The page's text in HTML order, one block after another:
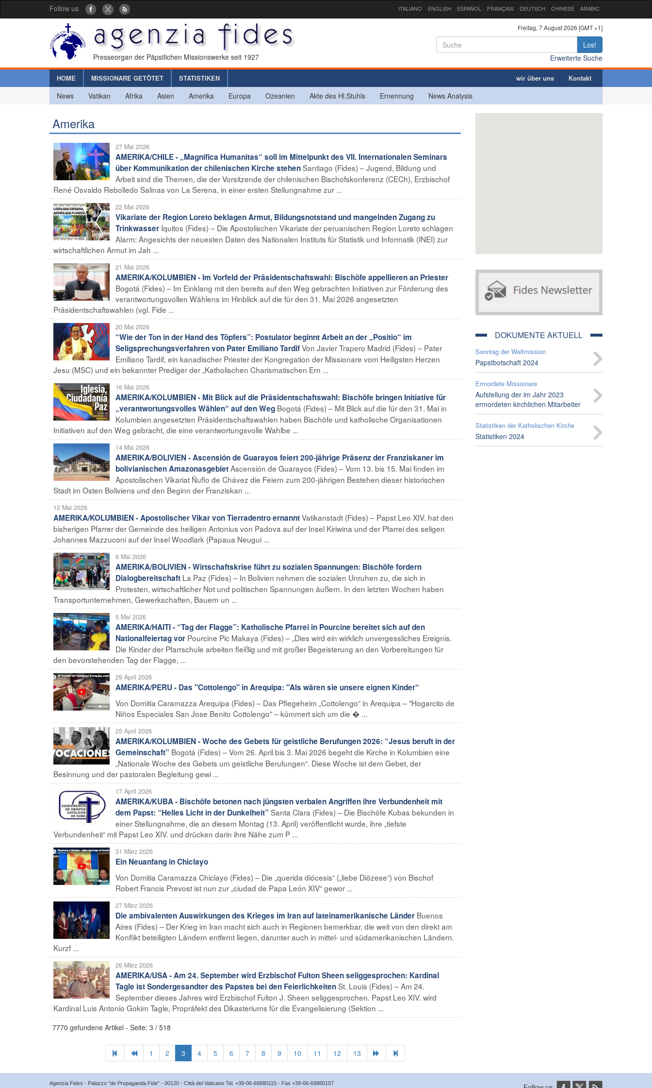
Follow us ITALIANO ENGLISH ESPAÑOL FRANÇAIS DEUTSCH CHINESE ARABIC
Presseorgan der Päpstlichen Missionswerke seit 1927
Freitag, 7 August 2026 [GMT +1]
Los!
Erweiterte Suche
HOME MISSIONARE GETÖTET STATISTIKEN wir über uns Kontakt
News Vatikan Afrika Asien Amerika Europa Ozeanien Akte des Hl.Stuhls Ernennung News Analysis
Amerika
27 Mai 2026
AMERIKA/CHILE - „Magnifica Humanitas“ soll im Mittelpunkt des VII. Internationalen Seminars
über Kommunikation der chilenischen Kirche stehenSantiago (Fides) – Jugend, Bildung und
Arbeit sind die Themen, die der Vorsitzende der chilenischen Bischofskonferenz (CECh), Erzbischof
René Osvaldo Rebolledo Salinas von La Serena, in einer ersten Stellungnahme zur ...
22 Mai 2026
Vikariate der Region Loreto beklagen Armut, Bildungsnotstand und mangelnden Zugang zu
Trinkwasser Iquitos (Fides) – Die Apostolischen Vikariate der peruanischen Region Loreto schlagen
Alarm: Angesichts der neuesten Daten des Nationalen Instituts für Statistik und Informatik (INEI) zur
wirtschaftlichen Armut im Jah ...
21 Mai 2026
AMERIKA/KOLUMBIEN - Im Vorfeld der Präsidentschaftswahl: Bischöfe appellieren an Priester
Bogotá (Fides) – Im Einklang mit den bereits auf den Weg gebrachten Initiativen zur Förderung des
verantwortungsvollen Wählens im Hinblick auf die für den 31. Mai 2026 angesetzten
Präsidentschaftswahlen (vgl. Fide ...
20 Mai 2026
“Wie der Ton in der Hand des Töpfers”: Postulator beginnt Arbeit an der „Positio“ im
Seligsprechungsverfahren von Pater Emiliano TardifVon Javier Trapero Madrid (Fides) – Pater
Emiliano Tardif, ein kanadischer Priester der Kongregation der Missionare vom Heiligsten Herzen
Jesu (MSC) und ein bekannter Prediger der „Katholischen Charismatischen Ern ...
16 Mai 2026
AMERIKA/KOLUMBIEN - Mit Blick auf die Präsidentschaftswahl: Bischöfe bringen Initiative für
„verantwortungsvolles Wählen“ auf den Weg Bogotá (Fides) – Mit Blick auf die für den 31. Mai in
Kolumbien angesetzten Präsidentschaftswahlen haben Bischöfe und katholische Organisationen
Initiativen auf den Weg gebracht, die eine verantwortungsvolle Wahlbe ...
14 Mai 2026
AMERIKA/BOLIVIEN - Ascensión de Guarayos feiert 200-jährige Präsenz der Franziskaner im
bolivianischen AmazonasgebietAscensión de Guarayos (Fides) – Vom 13. bis 15. Mai finden im
Apostolischen Vikariat Ñuflo de Chávez die Feiern zum 200-jährigen Bestehen dieser historischen
Stadt im Osten Boliviens und den Beginn der Franziskan ...
12 Mai 2026
AMERIKA/KOLUMBIEN - Apostolischer Vikar von Tierradentro ernanntVatikanstadt (Fides) – Papst Leo XIV. hat den
bisherigen Pfarrer der Gemeinde des heiligen Antonius von Padova auf der Insel Kiriwina und der Pfarrei des seligen
Johannes Mazzuconi auf der Insel Woodlark (Papaua Neugui ...
6 Mai 2026
AMERIKA/BOLIVIEN - Wirtschaftskrise führt zu sozialen Spannungen: Bischöfe fordern
Dialogbereitschaft La Paz (Fides) – In Bolivien nehmen die sozialen Unruhen zu, die sich in
Protesten, wirtschaftlicher Not und politischen Spannungen äußern. In den letzten Wochen haben
Transportunternehmen, Gewerkschaften, Bauern un ...
5 Mai 2026
AMERIKA/HAITI - “Tag der Flagge”: Katholische Pfarrei in Pourcine bereitet sich auf den
Nationalfeiertag vor Pourcine Pic Makaya (Fides) – „Dies wird ein wirklich unvergessliches Ereignis.
Die Kinder der Pfarrschule arbeiten fleißig und mit großer Begeisterung an den Vorbereitungen für
den bevorstehenden Tag der Flagge, ...
29 April 2026
AMERIKA/PERU - Das "Cottolengo" in Arequipa: "Als wären sie unsere eignen Kinder“
Von Domitia Caramazza Arequipa (Fides) – Das Pflegeheim „Cottolengo“ in Arequipa – "Hogarcito de
Niños Especiales San Jose Benito Cottolengo" – kümmert sich um die � ...
25 April 2026
AMERIKA/KOLUMBIEN - Woche des Gebets für geistliche Berufungen 2026: “Jesus beruft in der
Gemeinschaft” Bogotá (Fides) – Vom 26. April bis 3. Mai 2026 begeht die Kirche in Kolumbien eine
„Nationale Woche des Gebets um geistliche Berufungen“. Diese Woche ist dem Gebet, der
Besinnung und der pastoralen Begleitung gewi ...
17 April 2026
AMERIKA/KUBA - Bischöfe betonen nach jüngsten verbalen Angriffen ihre Verbundenheit mit
dem Papst: “Helles Licht in der Dunkelheit” Santa Clara (Fides) – Die Bischöfe Kubas bekunden in
einer Stellungnahme, die an diesem Montag (13. April) veröffentlicht wurde, ihre „tiefste
Verbundenheit“ mit Papst Leo XIV. und drücken darin ihre Nähe zum P ...
31 März 2026
Ein Neuanfang in Chiclayo
Von Domitia Caramazza Chiclayo (Fides) – Die „querida diócesis“ („liebe Diözese“) von Bischof
Robert Francis Prevost ist nun zur „ciudad de Papa León XIV“ gewor ...
27 März 2026
Die ambivalenten Auswirkungen des Krieges im Iran auf lateinamerikanische Länder Buenos
Aires (Fides) – Der Krieg im Iran macht sich auch in Regionen bemerkbar, die weit von den direkt am
Konflikt beteiligten Ländern entfernt liegen, darunter auch in mittel- und südamerikanischen Ländern.
Kurzf ...
26 März 2026
AMERIKA/USA - Am 24. September wird Erzbischof Fulton Sheen seliggesprochen: Kardinal
Tagle ist Sondergesandter des Papstes bei den FeierlichkeitenSt. Louis (Fides) – Am 24.
September dieses Jahres wird Erzbischof Fulton J. Sheen seliggesprochen. Papst Leo XIV. wird
Kardinal Luis Antonio Gokim Tagle, Propräfekt des Dikasteriums für die Evangelisierung (Sektion ...
7770 gefundene Artikel - Seite: 3 / 518
1 2 3 4 5 6 7 8 9 10 11 12 13
DOKUMENTE AKTUELL
Sonntag der Weltmission
Papstbotschaft 2024
Ermordete Missionare
Aufstellung der im Jahr 2023
ermordeten kirchlichen Mitarbeiter
Statistiken der Katholischen Kirche
Statistiken 2024
Agenzia Fides - Palazzo “de Propaganda Fide” - 00120 - Città del Vaticano Tel. +39-06-69880115 - Fax +39-06-69880107